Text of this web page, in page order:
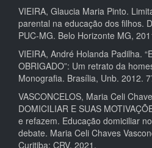
VIEIRA, Glaucia Maria Pinto.
parental na educação dos filhos.
PUC-MG. Belo Horizonte MG,
VIEIRA, André Holanda Padilha.
OBRIGADO”: Um retrato da
Monografia. Brasília, Unb. 2012.
VASCONCELOS, Maria Celi
DOMICILIAR E SUAS
e refazem. Educação domiciliar
debate. Maria Celi Chaves
Curitiba: CRV, 2021.